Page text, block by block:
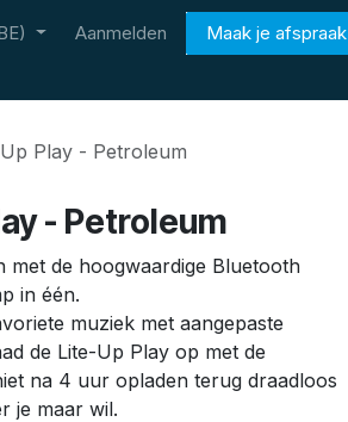
Aanmelden Maak je afspraak
Play - Petroleum
- Petroleum
met de hoogwaardige Bluetooth
in één.
muziek met aangepaste
de Lite-Up Play op met de
na 4 uur opladen terug draadloos
je maar wil.